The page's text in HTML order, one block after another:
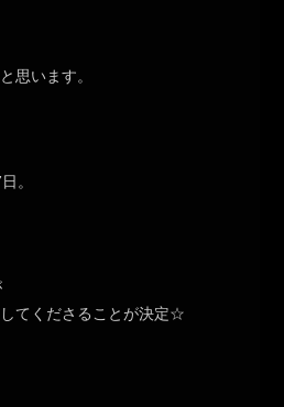
思います。
。
てくださることが決定☆